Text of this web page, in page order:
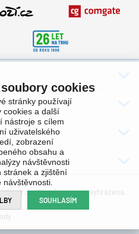
s.r.o. , Všechna práva vyhrazena.
cookies
stránky používají
cookies a další
nástroje s cílem
uživatelského
zobrazení
obsahu a
návštěvnosti
stránek a zjištění
návštěvnosti.
SOUHLASÍM